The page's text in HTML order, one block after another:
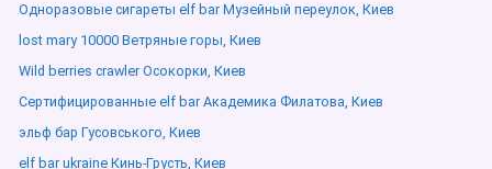
Одноразовые сигареты elf bar Музейный переулок, Киев
lost mary 10000 Ветряные горы, Киев
Wild berries crawler Осокорки, Киев
Сертифицированные elf bar Академика Филатова, Киев
эльф бар Гусовського, Киев
elf bar ukraine Кинь-Грусть, Киев